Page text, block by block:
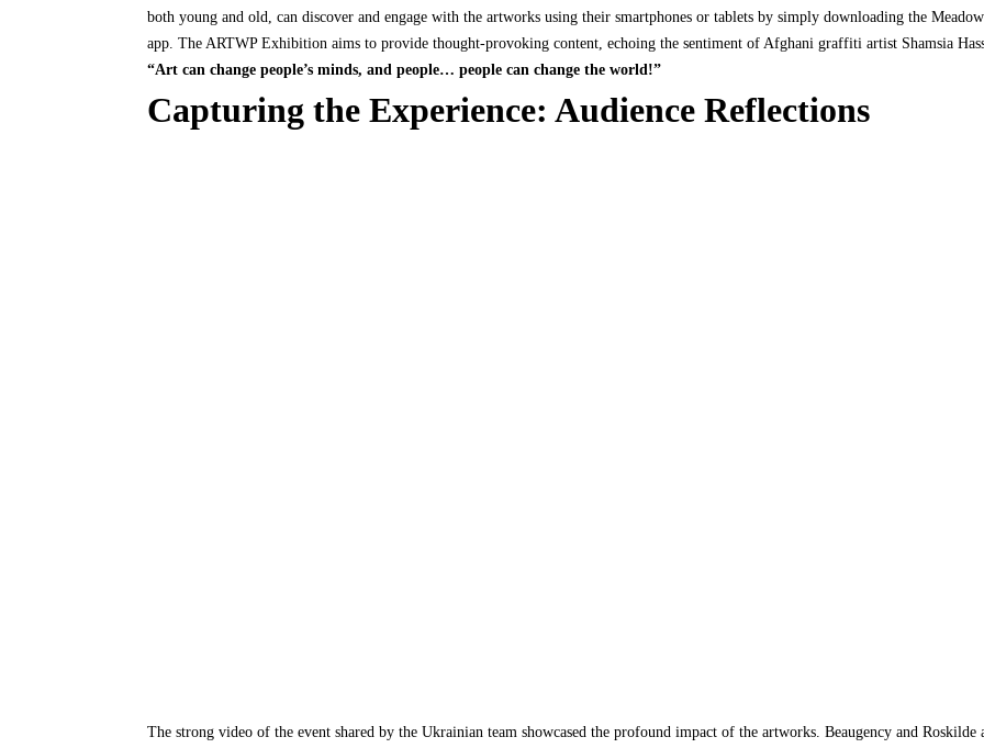
both young and old
,can discover and engage with the artworks using their smartphones or tablets by simply downloading the
app .The ARTWP Exhibition aims to provide thought-provoking content ,echoing the sentiment of Afghani graffiti artist Shamsia
“Art can change people’s minds,and people…people can change the world !”
Capturing the Experience:Audience Reflections
The strong video of the event shared by the Ukrainian team showcased the profound impact of the artworks .Beaugency and Roskilde